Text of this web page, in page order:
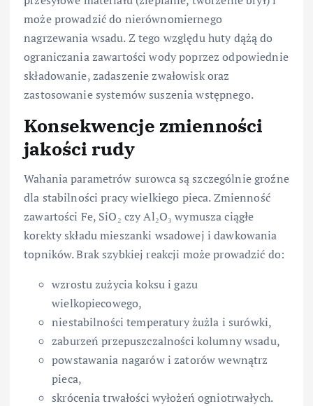
może prowadzić do nierównomiernego
nagrzewania wsadu. Z tego względu huty dążą do
ograniczania zawartości wody poprzez odpowiednie
składowanie, zadaszenie zwałowisk oraz
zastosowanie systemów suszenia wstępnego.
Konsekwencje zmienności
jakości rudy
Wahania parametrów surowca są szczególnie groźne
dla stabilności pracy wielkiego pieca. Zmienność
zawartości Fe, SiO₂ czy Al₂O₃ wymusza ciągłe
korekty składu mieszanki wsadowej i dawkowania
topników. Brak szybkiej reakcji może prowadzić do:
wzrostu zużycia koksu i gazu
wielkopiecowego,
niestabilności temperatury żużla i surówki,
zaburzeń przepuszczalności kolumny wsadu,
powstawania nagarów i zatorów wewnątrz
pieca,
skrócenia trwałości wyłożeń ogniotrwałych.